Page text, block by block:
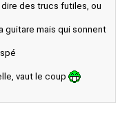
des trucs futiles, ou
guitare mais qui sonnent
vaut le coup